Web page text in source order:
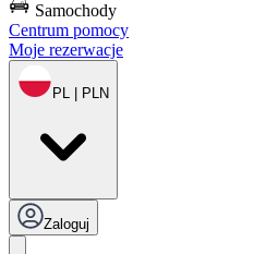
Samochody
Centrum pomocy
Moje rezerwacje
PL | PLN
Zaloguj